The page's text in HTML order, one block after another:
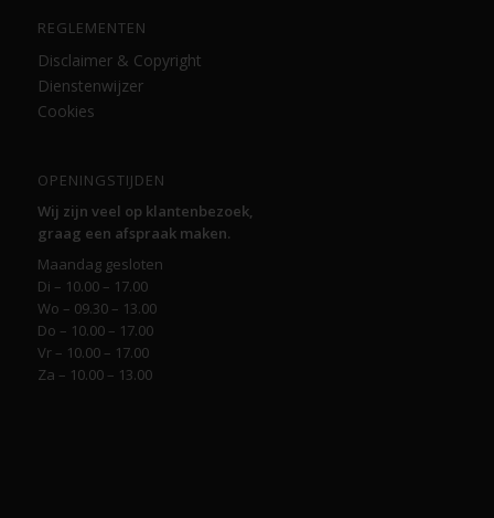
REGLEMENTEN
Disclaimer & Copyright
Dienstenwijzer
Cookies
OPENINGSTIJDEN
Wij zijn veel op klantenbezoek,
graag een afspraak maken.
Maandag gesloten
Di – 10.00 – 17.00
Wo – 09.30 – 13.00
Do – 10.00 – 17.00
Vr – 10.00 – 17.00
Za – 10.00 – 13.00